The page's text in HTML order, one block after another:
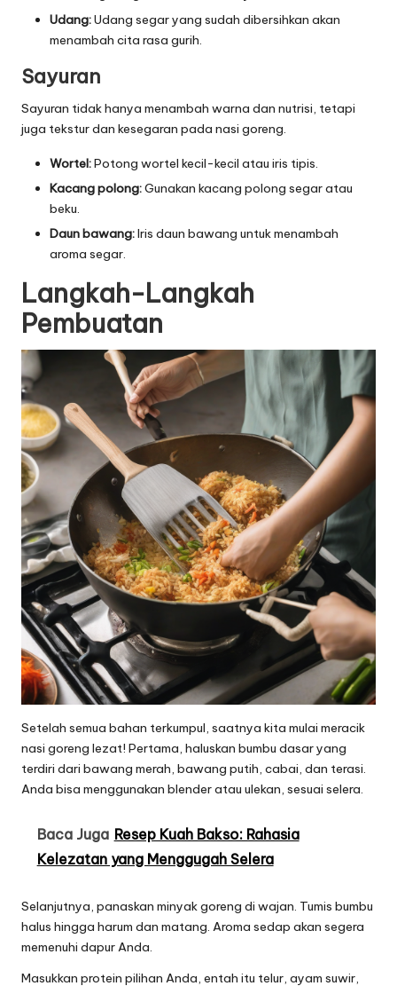
Udang:Udang segar yang sudah dibersihkan akan
menambah cita rasa gurih.
Sayuran
Sayuran tidak hanya menambah warna dan nutrisi, tetapi
juga tekstur dan kesegaran pada nasi goreng.
Wortel:Potong wortel kecil-kecil atau iris tipis.
Kacang polong:Gunakan kacang polong segar atau
beku.
Daun bawang:Iris daun bawang untuk menambah
aroma segar.
Langkah-Langkah
Pembuatan
Setelah semua bahan terkumpul, saatnya kita mulai meracik
nasi goreng lezat! Pertama, haluskan bumbu dasar yang
terdiri dari bawang merah, bawang putih, cabai, dan terasi.
Anda bisa menggunakan blender atau ulekan, sesuai selera.
Baca Juga Resep Kuah Bakso: Rahasia
Kelezatan yang Menggugah Selera
Selanjutnya, panaskan minyak goreng di wajan. Tumis bumbu
halus hingga harum dan matang. Aroma sedap akan segera
memenuhi dapur Anda.
Masukkan protein pilihan Anda, entah itu telur, ayam suwir,